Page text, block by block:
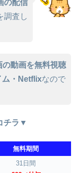
の配信
調査し
の動画を無料視聴
ム・Netflixなので
チラ▼
無料期間
31日間